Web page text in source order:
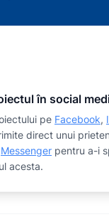
în social
pe Facebook,
direct unui
Messenger pentru a-i
acesta.